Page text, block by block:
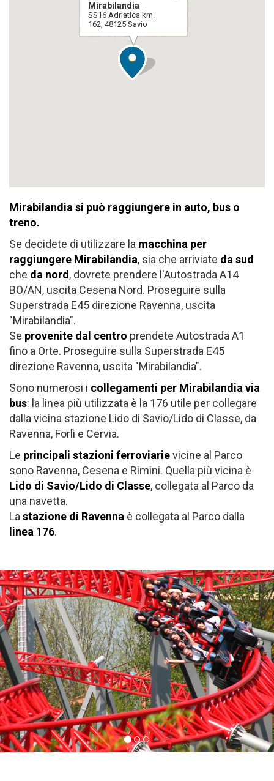
Mirabilandia
SS16 Adriatica km.
162, 48125 Savio
Mirabilandia si può raggiungere in auto, bus o
treno.
Se decidete di utilizzare la macchina per
raggiungere Mirabilandia, sia che arriviate da sud
che da nord , dovrete prendere l'Autostrada A14
BO/AN, uscita Cesena Nord. Proseguire sulla
Superstrada E45 direzione Ravenna, uscita
"Mirabilandia".
Se provenite dal centro prendete Autostrada A1
fino a Orte. Proseguire sulla Superstrada E45
direzione Ravenna, uscita "Mirabilandia".
Sono numerosi i collegamenti per Mirabilandia via
bus: la linea più utilizzata è la 176 utile per collegare
dalla vicina stazione Lido di Savio/Lido di Classe, da
Ravenna, Forlì e Cervia.
Le principali stazioni ferroviarievicine al Parco
sono Ravenna, Cesena e Rimini. Quella più vicina è
Lido di Savio/Lido di Classe, collegata al Parco da
una navetta.
La stazione di Ravenna è collegata al Parco dalla
linea 176.